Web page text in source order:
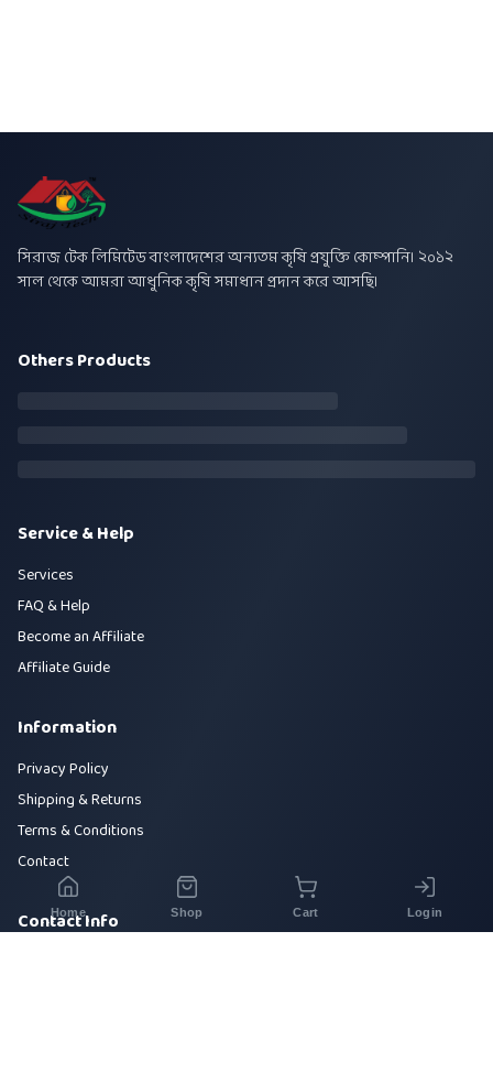
সিরাজ টেক লিমিটেড বাংলাদেশের অন্যতম কৃষি প্রযুক্তি কোম্পানি। ২০১২
সাল থেকে আমরা আধুনিক কৃষি সমাধান প্রদান করে আসছি।
Others Products
Service & Help
Services
FAQ & Help
Become an Affiliate
Affiliate Guide
Information
Privacy Policy
Shipping & Returns
Terms & Conditions
Contact
Contact Info
Home Shop Cart Login